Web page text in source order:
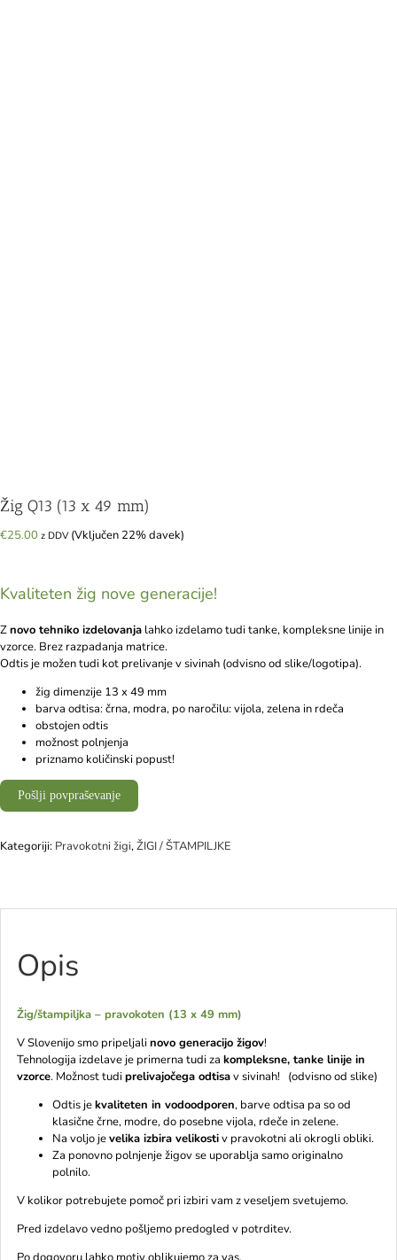
Žig Q13 (13 x 49 mm)
€25.00 z DDV(Vključen 22% davek)
Kvaliteten žig nove generacije!
Znovo tehniko izdelovanja lahko izdelamo tudi tanke, kompleksne linije in
vzorce. Brez razpadanja matrice.
Odtis je možen tudi kot prelivanje v sivinah (odvisno od slike/logotipa).
žig dimenzije 13 x 49 mm
barva odtisa: črna, modra, po naročilu: vijola, zelena in rdeča
obstojen odtis
možnost polnjenja
priznamo količinski popust!
Pošlji povpraševanje
Kategoriji: Pravokotni žigi,ŽIGI / ŠTAMPILJKE
Opis
Žig/štampiljka – pravokoten (13 x 49 mm)
V Slovenijo smo pripeljalinovo generacijo žigov!
Tehnologija izdelave je primerna tudi za kompleksne, tanke linije in
vzorce. Možnost tudiprelivajočega odtisav sivinah! (odvisno od slike)
Odtis jekvaliteten in vodoodporen, barve odtisa pa so od
klasične črne, modre, do posebne vijola, rdeče in zelene.
Na voljo jevelika izbira velikostiv pravokotni ali okrogli obliki.
Za ponovno polnjenje žigov se uporablja samo originalno
polnilo.
V kolikor potrebujete pomoč pri izbiri vam z veseljem svetujemo.
Pred izdelavo vedno pošljemo predogled v potrditev.